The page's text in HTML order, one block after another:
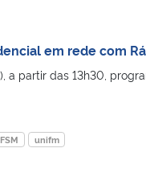
em rede com
a partir das 13h30,
unifm